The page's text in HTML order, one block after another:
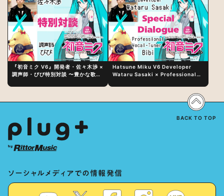
『初音ミク V6』開発者・佐々木渉 ×
調声師・びび特別対談 〜豊かな歌声
Hatsune Miku V6 Developer
Wataru Sasaki × Professional
Vocal Expression Lies in “Love
for the singing characters” and
ソーシャルメディアでの情報発信
BACK TO TOP